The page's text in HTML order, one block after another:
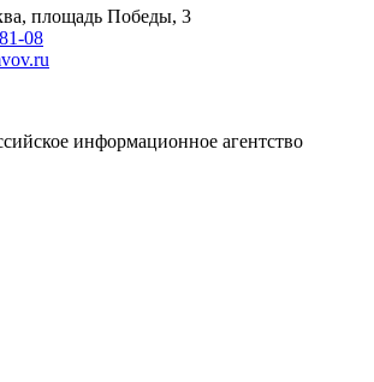
площадь Победы, 3
08
информационное агентство